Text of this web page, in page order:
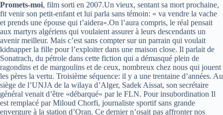
Promets-moi, film sorti en 2007.Un vieux, sentant sa mort prochaine,
fit venir son petit-enfant et lui parla sans témoin: « va vendre la vache
et prends une épouse qui t’aidera».On l’aura compris, le réal pensait
aux martyrs algériens qui voulaient assurer à leurs descendants un
avenir meilleur. Mais c’est sans compter sur un parrain qui voulait
kidnapper la fille pour l’exploiter dans une maison close. Il parlait de
Sonatrach, du pétrole dans cette fiction qui a démasqué plein de
ragondins et de margoulins et de ceux, nombreux chez nous qui jouent
les pères la vertu. Troisième séquence: il y a une trentaine d’années. Au
siège de l’UNJA de la wilaya d’Alger, Sadek Aissat, son secrétaire
général venait d’être «débarqué» par le FLN. Pour insubordination Il
est remplacé par Miloud Chorfi, journaliste sportif sans grande
envergure à la station d’Oran. Ce dernier n’osait pas affronter nos